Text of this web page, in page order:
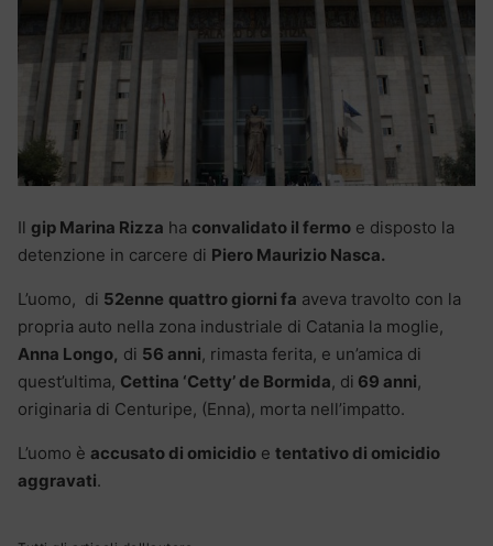
Il gip Marina Rizza ha convalidato il fermo e disposto la
detenzione in carcere di Piero Maurizio Nasca.
L’uomo, di 52enne quattro giorni fa aveva travolto con la
propria auto nella zona industriale di Catania la moglie,
Anna Longo, di 56 anni, rimasta ferita, e un’amica di
quest’ultima, Cettina ‘Cetty’ de Bormida, di 69 anni,
originaria di Centuripe, (Enna), morta nell’impatto.
L’uomo è accusato di omicidio e tentativo di omicidio
aggravati.